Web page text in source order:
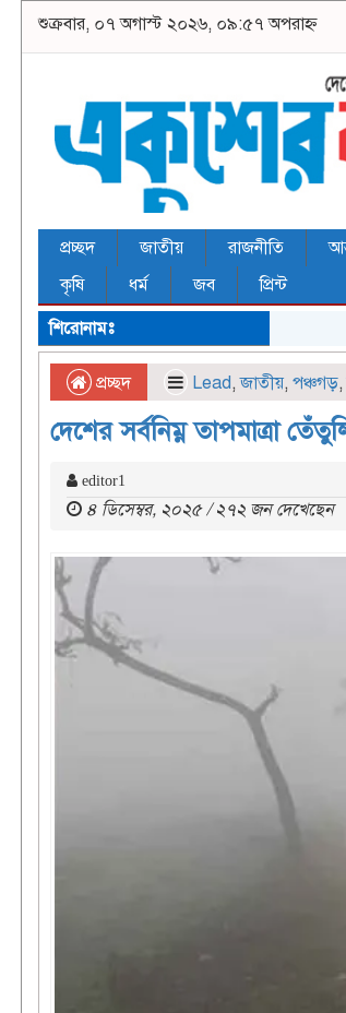
শুক্রবার, ০৭ অগাস্ট ২০২৬, ০৯:৫৭ অপরাহ্ন
প্রচ্ছদ জাতীয় রাজনীতি
কৃষি
ধর্ম জব
প্রিন্ট
শিরোনামঃ
প্রচ্ছদ Lead,জাতীয়, পঞ্চগড়,
দেশের সর্বনিম্ন তাপমাত্রা
editor1
৪ ডিসেম্বর, ২০২৫ / ২৭২ জন দেখেছেন